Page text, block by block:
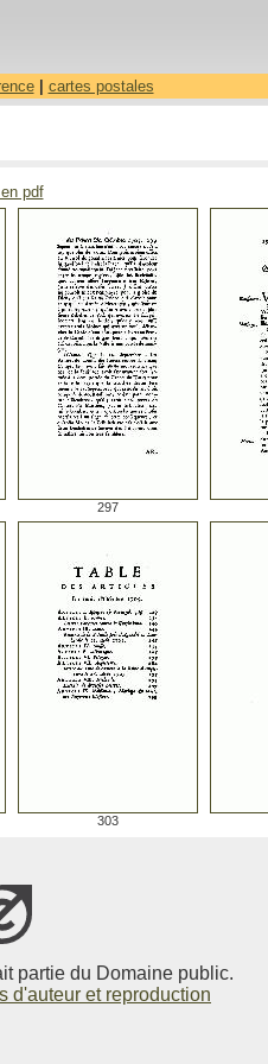
| cartes postales
pdf
297
303
partie du Domaine public.
d'auteur et reproduction